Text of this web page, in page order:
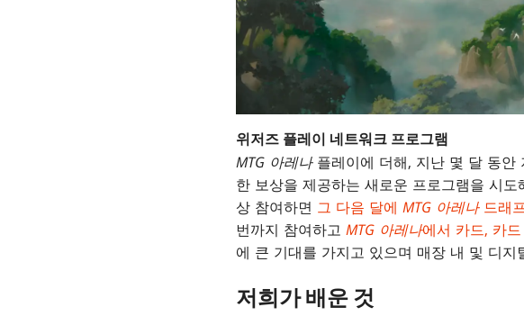
위저즈 플레이 네트워크 프로그램
MTG 아레나플레이에 더해, 지난 몇 달 동안
한 보상을 제공하는 새로운 프로그램을 시
상 참여하면 그 다음 달에 MTG 아레나드래
번까지 참여하고 MTG 아레나에서 카드, 카
에 큰 기대를 가지고 있으며 매장 내 및 디
저희가 배운 것